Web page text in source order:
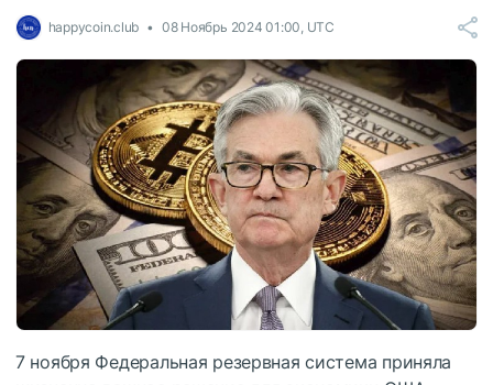
happycoin.club 08 Ноябрь 2024 01:00, UTC
7 ноября Федеральная резервная система приняла